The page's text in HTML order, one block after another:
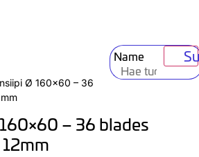
Name
Ø 160×60 – 36
– 36 blades